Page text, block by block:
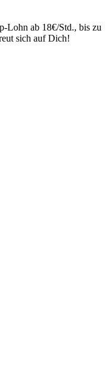
Lohn ab 18€/Std., bis zu
sich auf Dich!